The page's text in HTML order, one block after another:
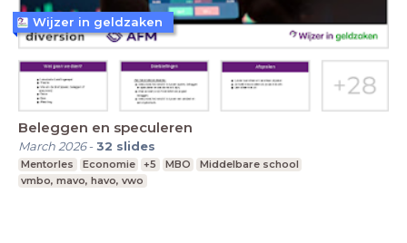
Beleggen en speculeren
March 2026-32 slides
Mentorles Economie +5 MBO
Middelbare school
vmbo, mavo, havo, vwo
Wijzer in geldzaken